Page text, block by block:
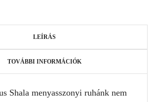
LEÍRÁS
TOVÁBBI INFORMÁCIÓK
Shala menyasszonyi ruhánk nem